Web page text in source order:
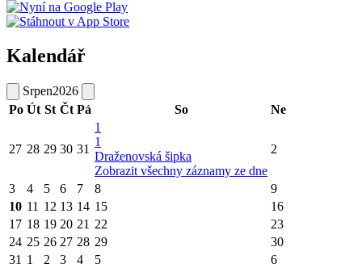
Kalendář
Srpen2026
Po Út St Čt Pá So Ne
27 28 29 30 31
1
1
Draženovská šipka
Zobrazit všechny záznamy ze dne
2
3 4 5 6 7 8
9
10 11 12 13 14 15
16
17 18 19 20 21 22
23
24 25 26 27 28 29
30
31 1 2 3 4 5 6